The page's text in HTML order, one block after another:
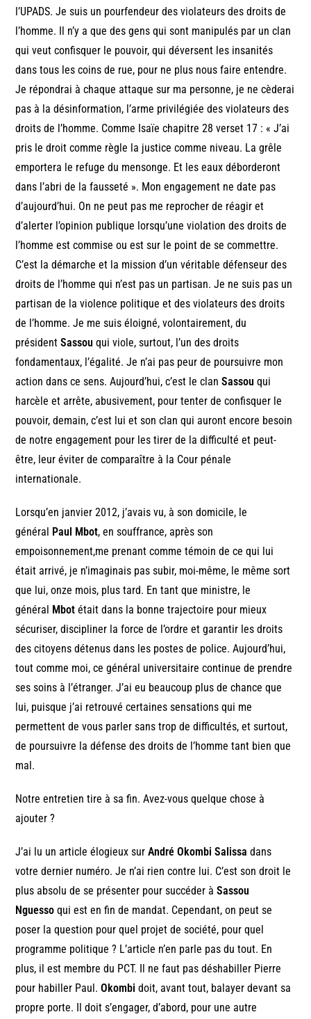
l’UPADS. Je suis un pourfendeur des violateurs des droits de
l’homme. Il n’y a que des gens qui sont manipulés par un clan
qui veut confisquer le pouvoir, qui déversent les insanités
dans tous les coins de rue, pour ne plus nous faire entendre.
Je répondrai à chaque attaque sur ma personne, je ne cèderai
pas à la désinformation, l’arme privilégiée des violateurs des
droits de l’homme. Comme Isaïe chapitre 28 verset 17 : « J’ai
pris le droit comme règle la justice comme niveau. La grêle
emportera le refuge du mensonge. Et les eaux déborderont
dans l’abri de la fausseté ». Mon engagement ne date pas
d’aujourd’hui. On ne peut pas me reprocher de réagir et
d’alerter l’opinion publique lorsqu’une violation des droits de
l’homme est commise ou est sur le point de se commettre.
C’est la démarche et la mission d’un véritable défenseur des
droits de l’homme qui n’est pas un partisan. Je ne suis pas un
partisan de la violence politique et des violateurs des droits
de l’homme. Je me suis éloigné, volontairement, du
présidentSassou qui viole, surtout, l’un des droits
fondamentaux, l’égalité. Je n’ai pas peur de poursuivre mon
action dans ce sens. Aujourd’hui, c’est le clanSassou qui
harcèle et arrête, abusivement, pour tenter de confisquer le
pouvoir, demain, c’est lui et son clan qui auront encore besoin
de notre engagement pour les tirer de la difficulté et peut-
être, leur éviter de comparaître à la Cour pénale
internationale.
Lorsqu’en janvier 2012, j’avais vu, à son domicile, le
général Paul Mbot, en souffrance, après son
empoisonnement,me prenant comme témoin de ce qui lui
était arrivé, je n’imaginais pas subir, moi-même, le même sort
que lui, onze mois, plus tard. En tant que ministre, le
général Mbot était dans la bonne trajectoire pour mieux
sécuriser, discipliner la force de l’ordre et garantir les droits
des citoyens détenus dans les postes de police. Aujourd’hui,
tout comme moi, ce général universitaire continue de prendre
ses soins à l’étranger. J’ai eu beaucoup plus de chance que
lui, puisque j’ai retrouvé certaines sensations qui me
permettent de vous parler sans trop de difficultés, et surtout,
de poursuivre la défense des droits de l’homme tant bien que
mal.
Notre entretien tire à sa fin. Avez-vous quelque chose à
ajouter ?
J’ai lu un article élogieux surAndré Okombi Salissa dans
votre dernier numéro. Je n’ai rien contre lui. C’est son droit le
plus absolu de se présenter pour succéder àSassou
Nguesso qui est en fin de mandat. Cependant, on peut se
poser la question pour quel projet de société, pour quel
programme politique ? L’article n’en parle pas du tout. En
plus, il est membre du PCT. Il ne faut pas déshabiller Pierre
pour habiller Paul.Okombi doit, avant tout, balayer devant sa
propre porte. Il doit s’engager, d’abord, pour une autre